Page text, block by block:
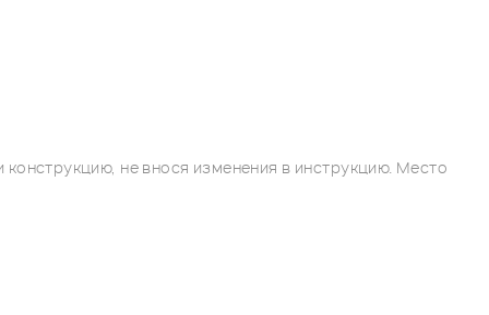
не внося изменения в инструкцию. Место